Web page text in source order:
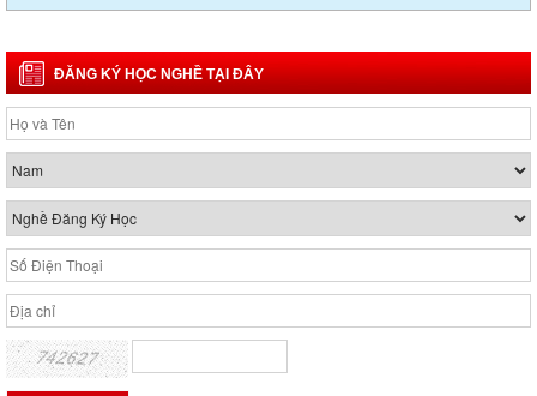
ĐĂNG KÝ HỌC NGHỀ TẠI ĐÂY